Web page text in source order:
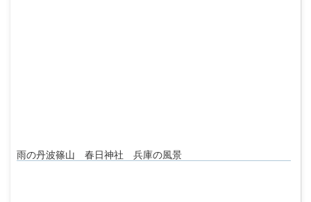
雨の丹波篠山 春日神社 兵庫の風景